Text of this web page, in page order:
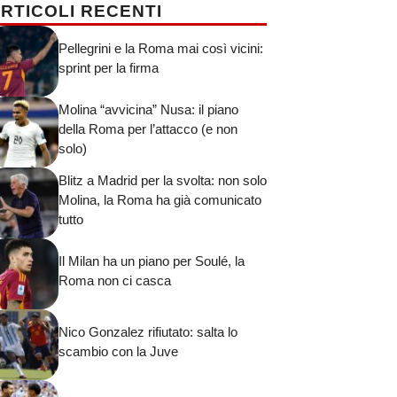
RECENTI
Pellegrini e la Roma mai così vicini:
sprint per la firma
Molina “avvicina” Nusa: il piano
della Roma per l’attacco (e non
solo)
Blitz a Madrid per la svolta: non solo
Molina, la Roma ha già comunicato
tutto
Il Milan ha un piano per Soulé, la
Roma non ci casca
Nico Gonzalez rifiutato: salta lo
scambio con la Juve